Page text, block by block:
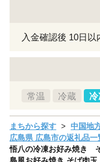
入金確認後 10日以
常温 冷蔵 冷
まちから探す 中国地
広島県 広島市の返礼品一
悟八の冷凍お好み焼き